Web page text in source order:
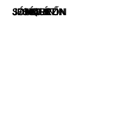
JOAQUÍN JESÚS SÁNCHEZ
UN MALETÍN MARRÓN